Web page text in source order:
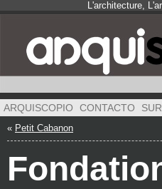
L'architecture,
ARQUISCOPIO CONTACTO SUR
« Petit Cabanon